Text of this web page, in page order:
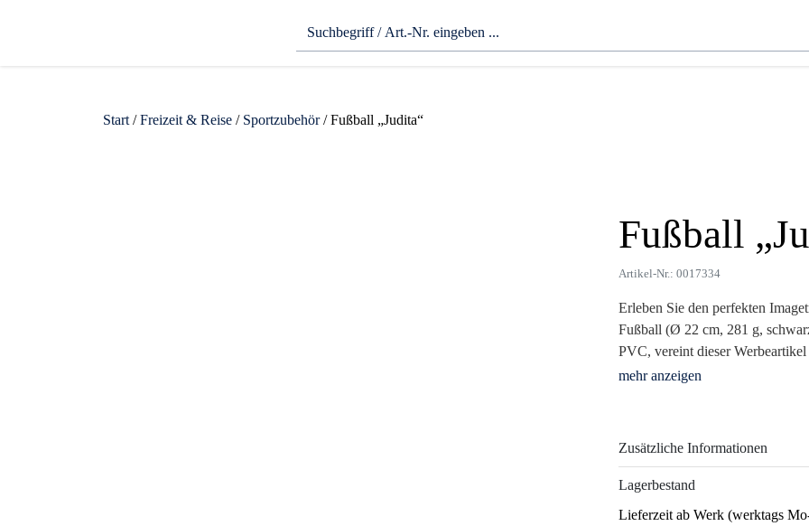
Start /Freizeit & Reise / Sportzubehör/ Fußball „Judita“
Fußball
Artikel-Nr.: 0017334
Erleben Sie den perfekten
Fußball (Ø 22 cm, 281 g,
PVC, vereint dieser
Ob beim Spieleabend, im Büro
Zeit im Gedächtnis Ihrer
genutzt. So profitieren Sie von
langfristige Präsenz, die sich
Zusätzliche Informationen
Lagerbestand
Lieferzeit ab Werk (werktags